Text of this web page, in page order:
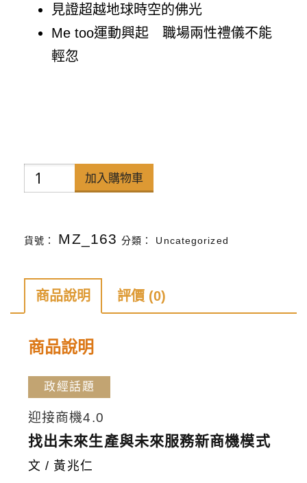
見證超越地球時空的佛光
Me too運動興起 職場兩性禮儀不能
輕忽
禪
天
雜
第
157
期
加入購物車
貨號： MZ_163 分類： Uncategorized
商品說明 評價 (0)
商品說明
政經話題
迎接商機4.0
找出未來生產與未來服務新商機模式
文 / 黃兆仁